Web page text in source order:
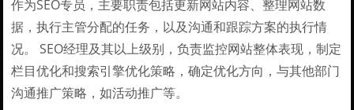
作为SEO专员，主要职责包括更新网站内容、整理网站数
据，执行主管分配的任务，以及沟通和跟踪方案的执行情
况。 SEO经理及其以上级别，负责监控网站整体表现，制定
栏目优化和搜索引擎优化策略，确定优化方向，与其他部门
沟通推广策略，如活动推广等。